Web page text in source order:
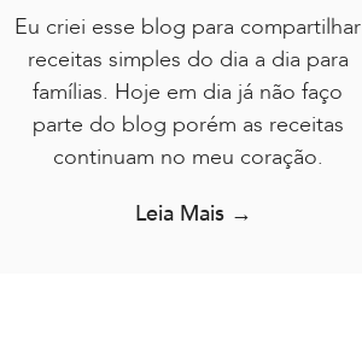
Eu criei esse blog para compartilhar
receitas simples do dia a dia para
famílias. Hoje em dia já não faço
parte do blog porém as receitas
continuam no meu coração.
Leia Mais →